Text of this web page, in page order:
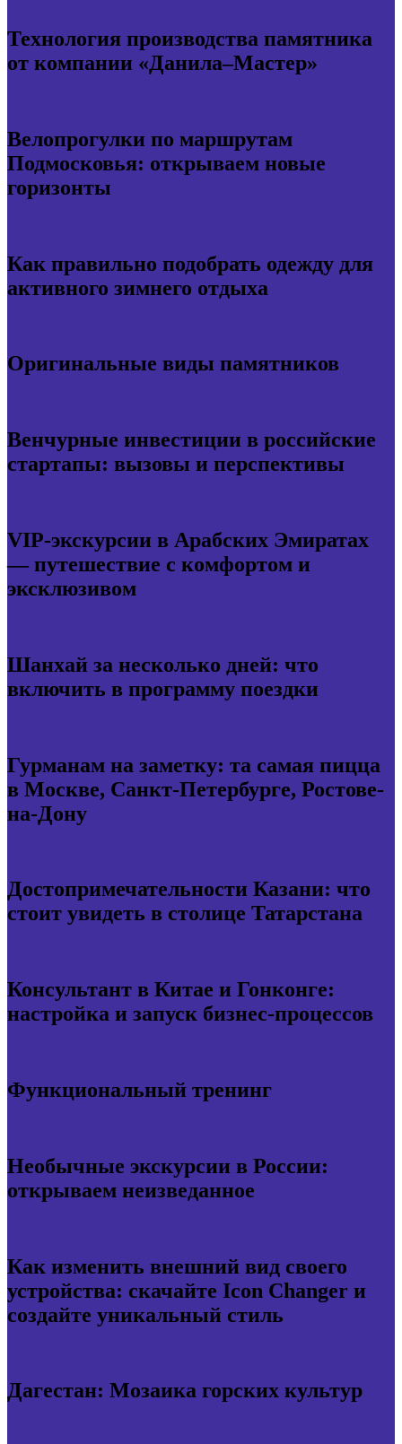
Технология производства памятника
от компании «Данила–Мастер»
Велопрогулки по маршрутам
Подмосковья: открываем новые
горизонты
Как правильно подобрать одежду для
активного зимнего отдыха
Оригинальные виды памятников
Венчурные инвестиции в российские
стартапы: вызовы и перспективы
VIP-экскурсии в Арабских Эмиратах
— путешествие с комфортом и
эксклюзивом
Шанхай за несколько дней: что
включить в программу поездки
Гурманам на заметку: та самая пицца
в Москве, Санкт-Петербурге, Ростове-
на-Дону
Достопримечательности Казани: что
стоит увидеть в столице Татарстана
Консультант в Китае и Гонконге:
настройка и запуск бизнес-процессов
Функциональный тренинг
Необычные экскурсии в России:
открываем неизведанное
Как изменить внешний вид своего
устройства: скачайте Icon Changer и
создайте уникальный стиль
Дагестан: Мозаика горских культур